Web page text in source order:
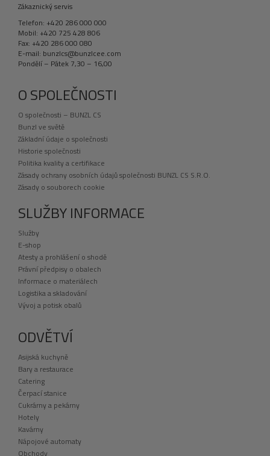
Zákaznický servis
Telefon: +420 286 000 000
Mobil: +420 725 428 806
Fax: +420 286 000 080
E-mail: bunzlcs@bunzlcee.com
Pondělí – Pátek 7,30 – 16,00
O SPOLEČNOSTI
O společnosti – BUNZL CS
Bunzl ve světě
Základní údaje o společnosti
Historie společnosti
Politika kvality a certifikace
Zásady ochrany osobních údajů společnosti BUNZL CS S.R.O.
Zásady o souborech cookie
SLUŽBY INFORMACE
Služby
E-shop
Atesty a prohlášení o shodě
Právní předpisy o obalech
Informace o materiálech
Logistika a skladování
Vývoj a potisk obalů
ODVĚTVÍ
Asijská kuchyně
Bary a restaurace
Catering
Čerpací stanice
Cukrárny a pekárny
Hotely
Kavárny
Nápojové automaty
Obchody